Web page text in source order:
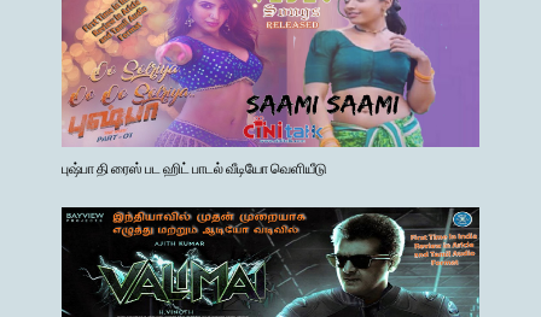
புஷ்பா தி ரைஸ் பட ஹிட் பாடல் வீடியோ வெளியீடு